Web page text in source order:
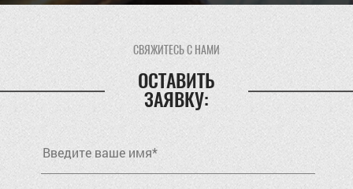
СВЯЖИТЕСЬ С НАМИ
ОСТАВИТЬ
ЗАЯВКУ: